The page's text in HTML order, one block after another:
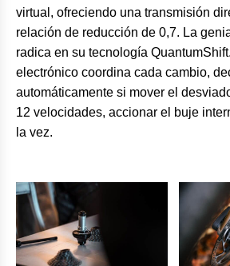
virtual, ofreciendo una transmisión
relación de reducción de 0,7. La
radica en su tecnología
electrónico coordina cada cambio,
automáticamente si mover el
12 velocidades, accionar el buje
la vez.